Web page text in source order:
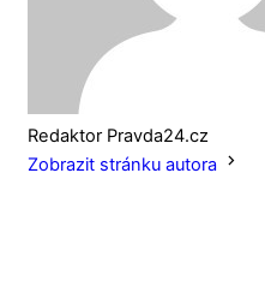
Redaktor Pravda24.cz
Zobrazit stránku autora